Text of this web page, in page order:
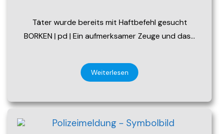
Täter wurde bereits mit Haftbefehl gesucht
BORKEN | pd | Ein aufmerksamer Zeuge und das…
Weiterlesen